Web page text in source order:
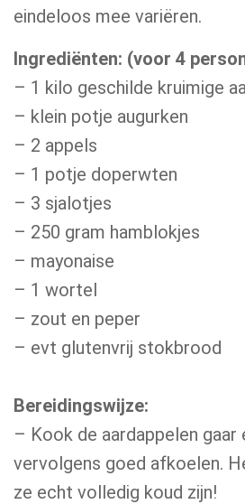
eindeloos mee variëren.
Ingrediënten: (voor 4
– 1 kilo geschilde kruimige
– klein potje augurken
– 2 appels
– 1 potje doperwten
– 3 sjalotjes
– 250 gram hamblokjes
– mayonaise
– 1 wortel
– zout en peper
– evt glutenvrij stokbrood
Bereidingswijze:
– Kook de aardappelen gaar
vervolgens goed afkoelen.
ze echt volledig koud zijn!